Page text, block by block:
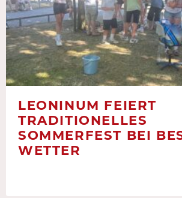
LEONINUM FEIERT
TRADITIONELLES
SOMMERFEST BEI
WETTER